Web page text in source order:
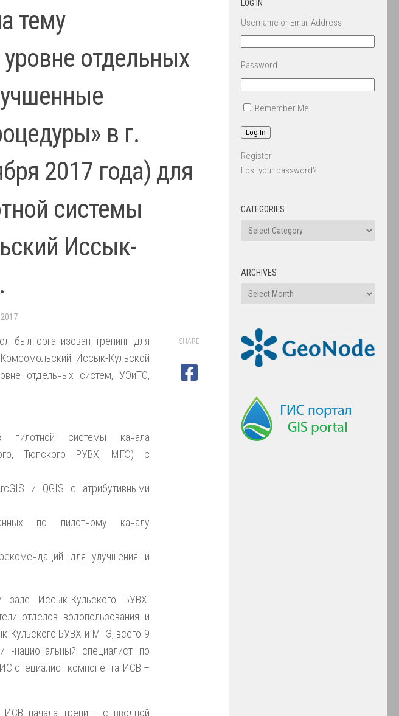
тему
отдельных
в г.
2017 года) для
системы
Иссык-
был организован тренинг для
Иссык-Кульской
отдельных систем, УЭиТО,
пилотной системы канала
Тюпского РУВХ, МГЭ) с
и QGIS с атрибутивными
по пилотному каналу
для улучшения и
зале Иссык-Кульского БУВХ.
отделов водопользования и
Кульского БУВХ и МГЭ, всего 9
национальный специалист по
специалист компонента ИСВ –
начала тренинг с вводной
SHARE
LOG IN
Username or Email Address
Password
Remember Me
Log In
Register
Lost your password?
CATEGORIES
ARCHIVES